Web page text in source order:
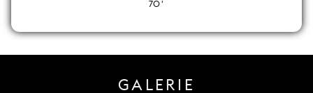
70'
GALERIE